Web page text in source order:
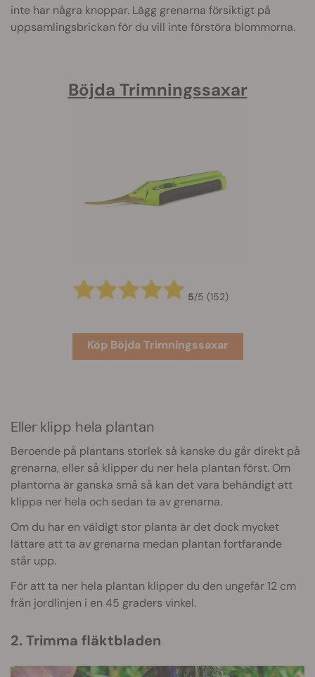
inte har några knoppar. Lägg grenarna försiktigt på
uppsamlingsbrickan för du vill inte förstöra blommorna.
Böjda Trimningssaxar
5/5 (152)
Köp Böjda Trimningssaxar
Eller klipp hela plantan
Beroende på plantans storlek så kanske du går direkt på
grenarna, eller så klipper du ner hela plantan först. Om
plantorna är ganska små så kan det vara behändigt att
klippa ner hela och sedan ta av grenarna.
Om du har en väldigt stor planta är det dock mycket
lättare att ta av grenarna medan plantan fortfarande
står upp.
För att ta ner hela plantan klipper du den ungefär 12 cm
från jordlinjen i en 45 graders vinkel.
2. Trimma fläktbladen